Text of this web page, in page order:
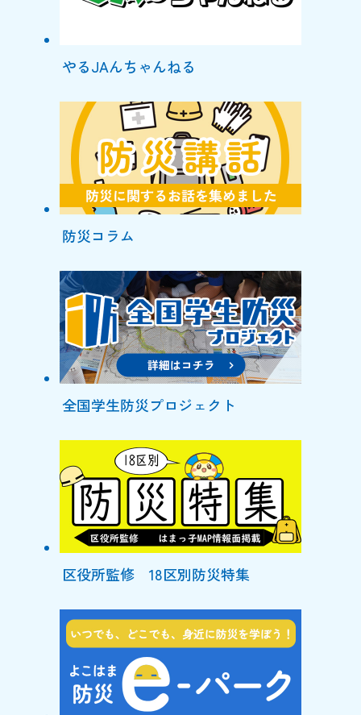
やるJAんちゃんねる
防災コラム
全国学生防災プロジェクト
区役所監修 18区別防災特集